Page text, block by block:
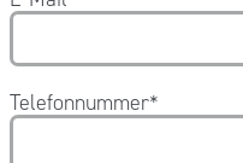
Telefonnummer*